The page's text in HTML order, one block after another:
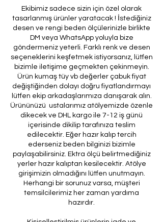
Ekibimiz sadece sizin için özel olarak
tasarlanmış ürünler yaratacak ! İstediğiniz
desen ve rengi beden ölçülerinizle birlikte
DM veya WhatsApp yoluyla bize
göndermeniz yeterli. Farklı renk ve desen
seçeneklerini keşfetmek istiyorsanız, lütfen
bizimle iletişime geçmekten çekinmeyin.
Ürün kumaş tüy vb değerler çabuk fiyat
değiştiğinden dolayı doğru fiyatlandırmayı
lütfen ekip arkadaşlarımıza danışarak alın.
Ürününüzü ustalarımız atölyemizde özenle
dikecek ve DHL kargo ile 7-12 iş günü
içerisinde dikilip tarafınıza teslim
edilecektir. Eğer hazır kalıp tercih
ederseniz beden bilginizi bizimle
paylaşabilirsiniz. Ektra ölçü belirtmediğiniz
yerler hazır kalıptan kesilecektir. Atölye
girişimizin olmadığını lütfen unutmayın.
Herhangi bir sorunuz varsa, müşteri
temsilcilerimiz her zaman yardıma
hazırdır.